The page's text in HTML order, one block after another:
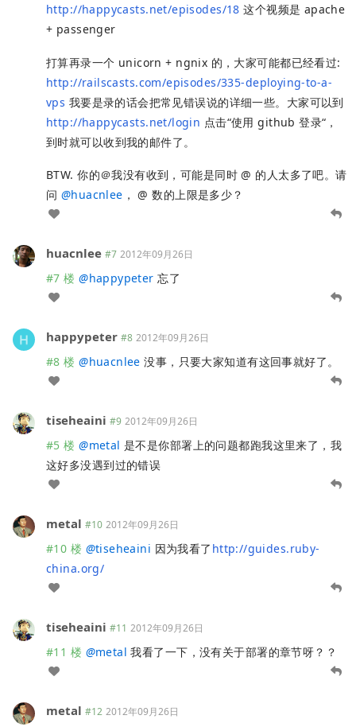
http://happycasts.net/episodes/18 这个视频是 apache
+ passenger
打算再录一个 unicorn + ngnix 的，大家可能都已经看过:
http://railscasts.com/episodes/335-deploying-to-a-
vps 我要是录的话会把常见错误说的详细一些。大家可以到
http://happycasts.net/login 点击“使用 github 登录“，
到时就可以收到我的邮件了。
BTW. 你的＠我没有收到，可能是同时 @ 的人太多了吧。请
问 @huacnlee ， @ 数的上限是多少？
huacnlee #7 2012年09月26日
#7 楼 @happypeter 忘了
happypeter #8 2012年09月26日
#8 楼 @huacnlee 没事，只要大家知道有这回事就好了。
tiseheaini #9 2012年09月26日
#5 楼 @metal 是不是你部署上的问题都跑我这里来了，我
这好多没遇到过的错误
metal #10 2012年09月26日
#10 楼 @tiseheaini 因为我看了 http://guides.ruby-
china.org/
tiseheaini #11 2012年09月26日
#11 楼 @metal 我看了一下，没有关于部署的章节呀？？
metal #12 2012年09月26日